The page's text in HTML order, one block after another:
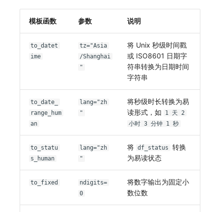
模板函数 参数 说明
to_datet
ime
tz="Asia
/Shanghai
"
将 Unix 秒级时间戳
或 ISO8601 日期字
符串转换为日期时间
字符串
to_date_
range_hum
an
lang="zh
"
将秒级时长转换为易
读形式，如
1 天 2
小时 3 分钟 1 秒
to_statu
s_human
lang="zh
"
将 df_status
转换
为易读状态
to_fixed
ndigits=
0
将数字输出为固定小
数位数